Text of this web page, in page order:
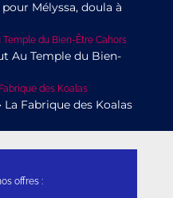
Mélyssa, doula à
Au Temple du Bien-
Fabrique des Koalas
offres :